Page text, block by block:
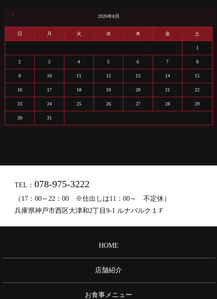
2026年8月
日 月 火 水 木 金 土
1
2 3 4 5 6 7 8
9 10 11 12 13 14 15
16 17 18 19 20 21 22
23 24 25 26 27 28 29
30 31
TEL： 078-975-3222
（17：00～22：00 ※仕出しは11：00～ 不定休）
兵庫県神戸市西区大津和2丁目9-1 ルナバルク１Ｆ
HOME
店舗紹介
お食事メニュー